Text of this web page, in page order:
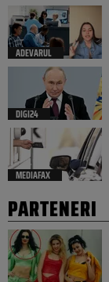
ADEVARUL
DIGI24
MEDIAFAX
PARTENERI